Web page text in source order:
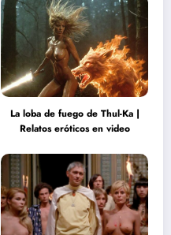
La loba de fuego de Thul-Ka |
Relatos eróticos en video